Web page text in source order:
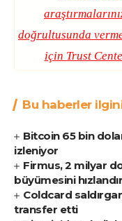
doğrultusunda
için Trust
Bu haberler
Bitcoin 65 bin
izleniyor
Firmus, 2 milyar
büyümesini
Coldcard
transfer etti